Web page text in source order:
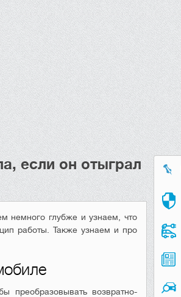
если он отыграл
немного глубже и узнаем, что
работы. Также узнаем и про
преобразовывать возвратно-